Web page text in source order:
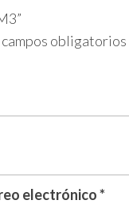
campos
electrónico*